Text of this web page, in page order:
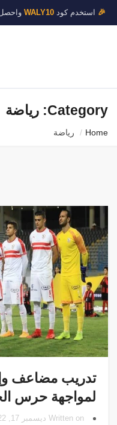
🎉 استخدم كودWALY10 واحصل على
Category: رياضة
Home رياضة
تدريب مضاعف
لمواجهة حرس
Written on ديسمبر 17, 2022 in